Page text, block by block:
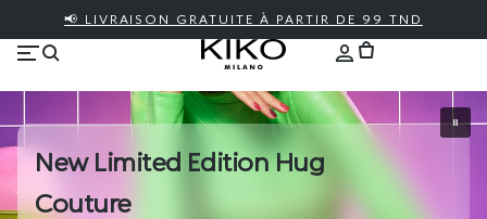
📢 LIVRAISON GRATUITE À PARTIR DE 99 TND
New Limited Edition Hug
Couture